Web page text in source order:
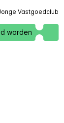
Vastgoedclub
worden